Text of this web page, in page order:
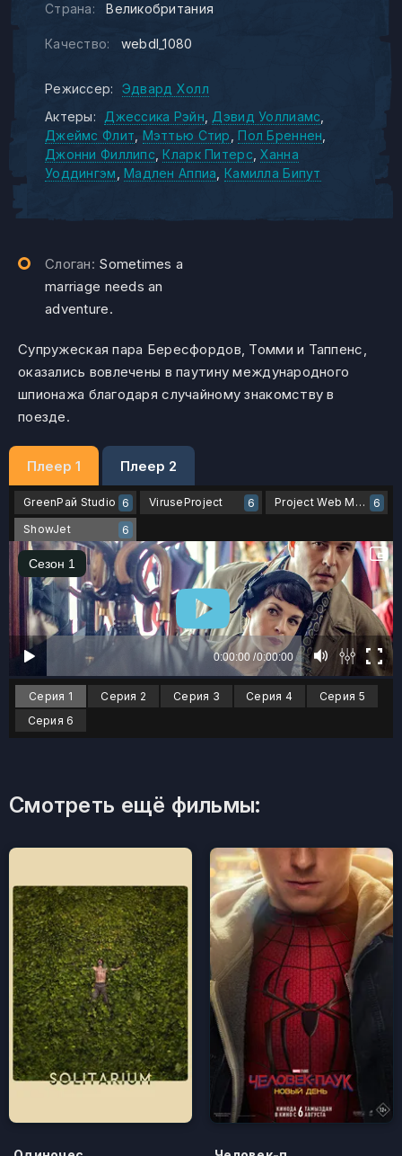
Страна: Великобритания
Качество: webdl_1080
Режиссер:
Эдвард Холл
Актеры:
Джессика Рэйн Дэвид Уоллиамс
Джеймс Флит Мэттью Стир
Пол Бреннен
Джонни Филлипс Кларк Питерс Ханна
Уоддингэм Мадлен Аппиа Камилла Бипут
Слоган: Sometimes a
marriage needs an
adventure.
Супружеская пара Бересфордов, Томми и Таппенс,
оказались вовлечены в паутину международного
шпионажа благодаря случайному знакомству в
поезде.
Плеер 1 Плеер 2
GreenРай Studio 6 ViruseProject 6 Project Web Mania
6
ShowJet
6
Серия 1 Серия 2 Серия 3 Серия 4
Серия 5
Серия 6
Смотреть ещё фильмы: